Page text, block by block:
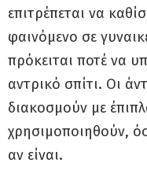
επιτρέπεται να
φαινόμενο σε
πρόκειται ποτέ να
αντρικό σπίτι. Οι
διακοσμούν με
χρησιμοποιηθούν,
αν είναι.